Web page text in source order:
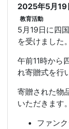
2025年5月
教育活動
5月19日に四
を受けました。
午前11時から
れ寄贈式を行
寄贈された物
いただきます。
ファン